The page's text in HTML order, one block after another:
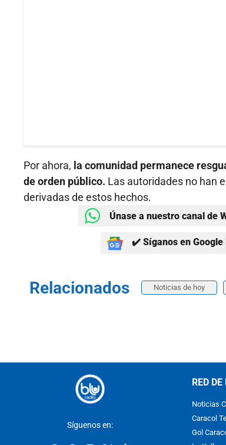
Por ahora, la comunidad permanece
de orden público. Las autoridades no han
derivadas de estos hechos.
Únase a nuestro canal de
✔️ Síganos en Google
Relacionados Noticias de hoy
Síguenos en:
RED
Noticias
Caracol
Gol